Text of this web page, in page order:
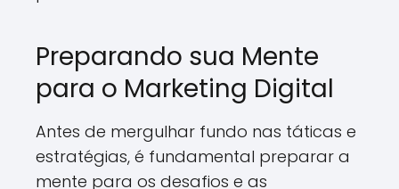
Preparando sua Mente
para o Marketing Digital
Antes de mergulhar fundo nas táticas e
estratégias, é fundamental preparar a
mente para os desafios e as